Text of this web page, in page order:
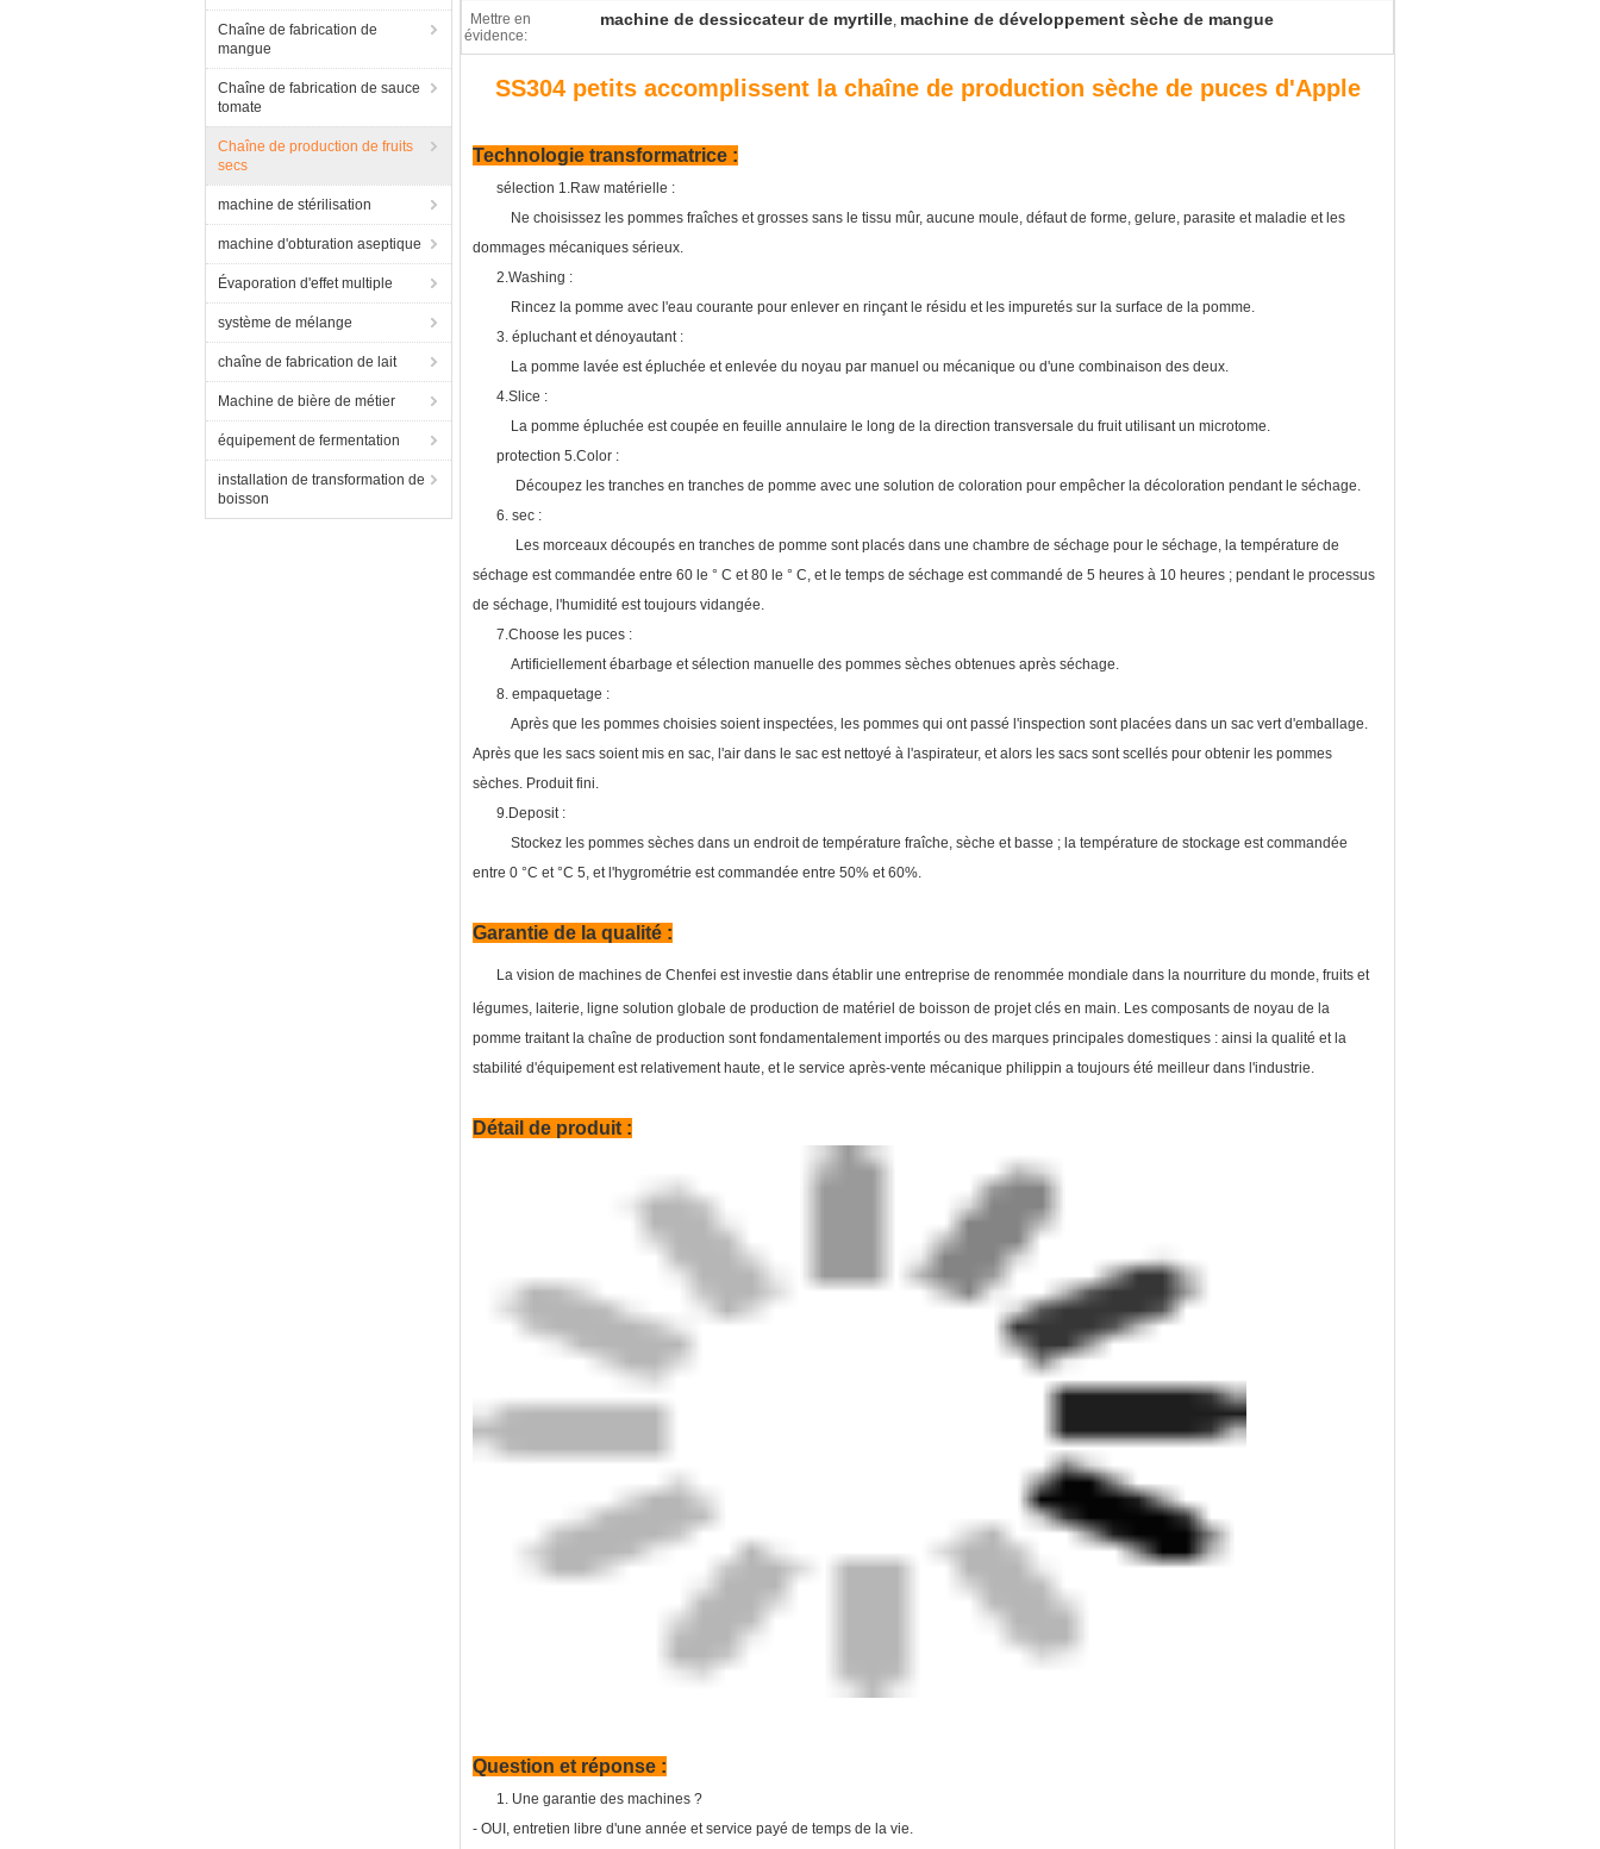
Chaîne de fabrication de
mangue
Chaîne de fabrication de sauce
tomate
Chaîne de production de fruits
secs
machine de stérilisation
machine d'obturation aseptique
Évaporation d'effet multiple
système de mélange
chaîne de fabrication de lait
Machine de bière de métier
équipement de fermentation
installation de transformation de
boisson
Mettre en
évidence:
machine de dessiccateur de myrtille, machine de développement sèche de mangue
SS304 petits accomplissent la chaîne de production sèche de puces d'Apple
Technologie transformatrice :
sélection 1.Raw matérielle :
Ne choisissez les pommes fraîches et grosses sans le tissu mûr, aucune moule, défaut de forme, gelure, parasite et maladie et les
dommages mécaniques sérieux.
2.Washing :
Rincez la pomme avec l'eau courante pour enlever en rinçant le résidu et les impuretés sur la surface de la pomme.
3. épluchant et dénoyautant :
La pomme lavée est épluchée et enlevée du noyau par manuel ou mécanique ou d'une combinaison des deux.
4.Slice :
La pomme épluchée est coupée en feuille annulaire le long de la direction transversale du fruit utilisant un microtome.
protection 5.Color :
Découpez les tranches en tranches de pomme avec une solution de coloration pour empêcher la décoloration pendant le séchage.
6. sec :
Les morceaux découpés en tranches de pomme sont placés dans une chambre de séchage pour le séchage, la température de
séchage est commandée entre 60 le ° C et 80 le ° C, et le temps de séchage est commandé de 5 heures à 10 heures ; pendant le processus
de séchage, l'humidité est toujours vidangée.
7.Choose les puces :
Artificiellement ébarbage et sélection manuelle des pommes sèches obtenues après séchage.
8. empaquetage :
Après que les pommes choisies soient inspectées, les pommes qui ont passé l'inspection sont placées dans un sac vert d'emballage.
Après que les sacs soient mis en sac, l'air dans le sac est nettoyé à l'aspirateur, et alors les sacs sont scellés pour obtenir les pommes
sèches. Produit fini.
9.Deposit :
Stockez les pommes sèches dans un endroit de température fraîche, sèche et basse ; la température de stockage est commandée
entre 0 °C et °C 5, et l'hygrométrie est commandée entre 50% et 60%.
Garantie de la qualité :
La vision de machines de Chenfei est investie dans établir une entreprise de renommée mondiale dans la nourriture du monde, fruits et
légumes, laiterie, ligne solution globale de production de matériel de boisson de projet clés en main. Les composants de noyau de la
pomme traitant la chaîne de production sont fondamentalement importés ou des marques principales domestiques : ainsi la qualité et la
stabilité d'équipement est relativement haute, et le service après-vente mécanique philippin a toujours été meilleur dans l'industrie.
Détail de produit :
Question et réponse :
1. Une garantie des machines ?
- OUI, entretien libre d'une année et service payé de temps de la vie.